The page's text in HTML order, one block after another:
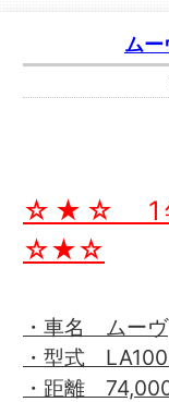
ム
☆★☆ 1年
☆★☆
・車名 ムーヴ
・型式
・距離